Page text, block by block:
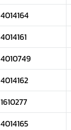
4014164
4014161
4010749
4014162
1610277
4014165